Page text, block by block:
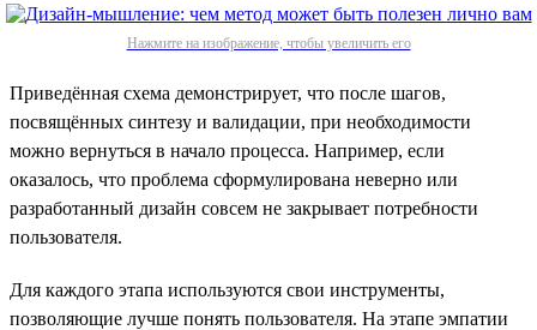
Нажмите на изображение, чтобы увеличить его
Приведённая схема демонстрирует, что после шагов,
посвящённых синтезу и валидации, при необходимости
можно вернуться в начало процесса. Например, если
оказалось, что проблема сформулирована неверно или
разработанный дизайн совсем не закрывает потребности
пользователя.
Для каждого этапа используются свои инструменты,
позволяющие лучше понять пользователя. На этапе эмпатии